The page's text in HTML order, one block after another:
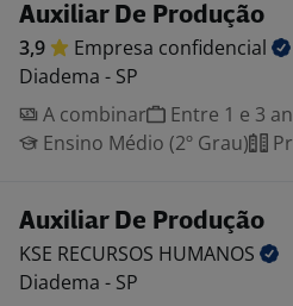
Auxiliar De Produção
3,9 Empresa confidencial
Diadema - SP
A combinar
Entre 1 e 3
Ensino Médio (2º Grau)
Auxiliar De Produção
KSE RECURSOS HUMANOS
Diadema - SP